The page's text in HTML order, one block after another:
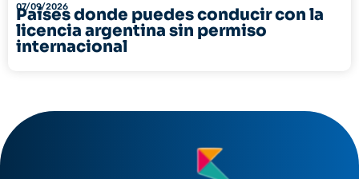
07/09/2026
Países donde puedes conducir con la
licencia argentina sin permiso
internacional